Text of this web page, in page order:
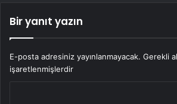
Bir yanıt yazın
E-posta adresiniz yayınlanmayacak. Gerekli
işaretlenmişlerdir